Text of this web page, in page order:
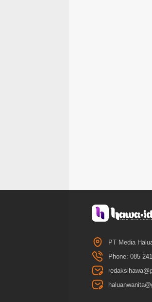
PT Media
Phone: 085